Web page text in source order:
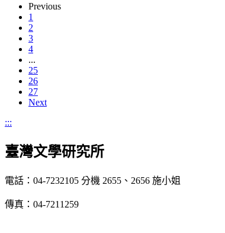
Previous
1
2
3
4
...
25
26
27
Next
:::
臺灣文學研究所
電話：04-7232105 分機 2655、2656 施小姐
傳真：04-7211259